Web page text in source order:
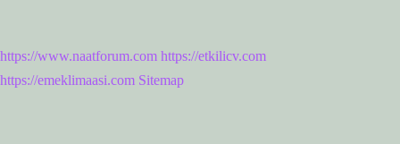
https://www.naatforum.com https://etkilicv.com
https://emeklimaasi.com Sitemap